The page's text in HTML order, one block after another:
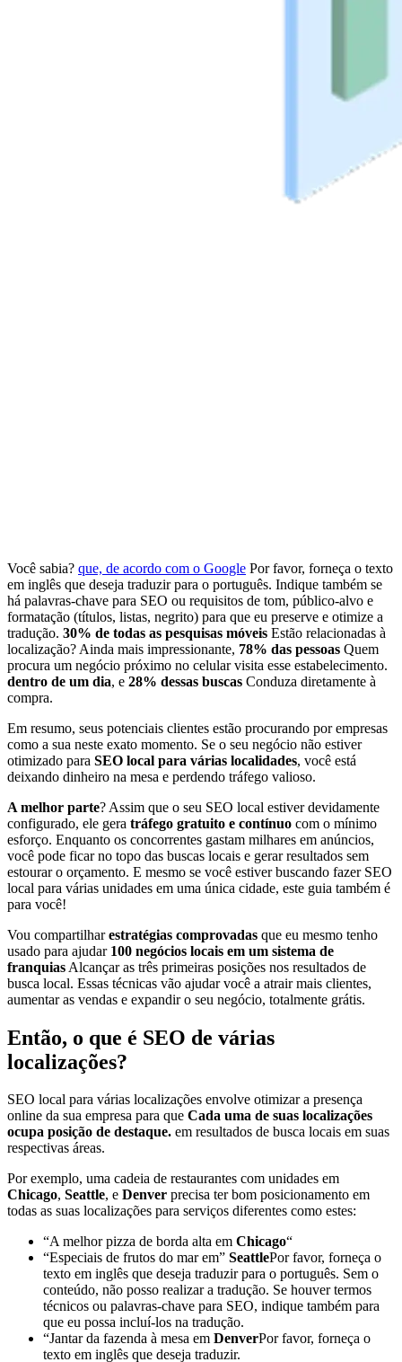
Você sabia? que, de acordo com o Google Por favor, forneça o texto
em inglês que deseja traduzir para o português. Indique também se
há palavras-chave para SEO ou requisitos de tom, público-alvo e
formatação (títulos, listas, negrito) para que eu preserve e otimize a
tradução. 30% de todas as pesquisas móveis Estão relacionadas à
localização? Ainda mais impressionante, 78% das pessoas Quem
procura um negócio próximo no celular visita esse estabelecimento.
dentro de um dia, e 28% dessas buscas Conduza diretamente à
compra.
Em resumo, seus potenciais clientes estão procurando por empresas
como a sua neste exato momento. Se o seu negócio não estiver
otimizado para SEO local para várias localidades, você está
deixando dinheiro na mesa e perdendo tráfego valioso.
A melhor parte? Assim que o seu SEO local estiver devidamente
configurado, ele gera tráfego gratuito e contínuo com o mínimo
esforço. Enquanto os concorrentes gastam milhares em anúncios,
você pode ficar no topo das buscas locais e gerar resultados sem
estourar o orçamento. E mesmo se você estiver buscando fazer SEO
local para várias unidades em uma única cidade, este guia também é
para você!
Vou compartilharestratégias comprovadas que eu mesmo tenho
usado para ajudar 100 negócios locais em um sistema de
franquias Alcançar as três primeiras posições nos resultados de
busca local. Essas técnicas vão ajudar você a atrair mais clientes,
aumentar as vendas e expandir o seu negócio, totalmente grátis.
Então, o que é SEO de várias
localizações?
SEO local para várias localizações envolve otimizar a presença
online da sua empresa para que Cada uma de suas localizações
ocupa posição de destaque. em resultados de busca locais em suas
respectivas áreas.
Por exemplo, uma cadeia de restaurantes com unidades em
Chicago, Seattle, e Denver precisa ter bom posicionamento em
todas as suas localizações para serviços diferentes como estes:
“A melhor pizza de borda alta em Chicago“
“Especiais de frutos do mar em” SeattlePor favor, forneça o
texto em inglês que deseja traduzir para o português. Sem o
conteúdo, não posso realizar a tradução. Se houver termos
técnicos ou palavras-chave para SEO, indique também para
que eu possa incluí-los na tradução.
“Jantar da fazenda à mesa em DenverPor favor, forneça o
texto em inglês que deseja traduzir.